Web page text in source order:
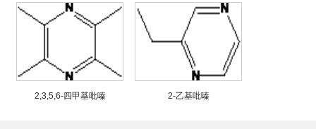
2,3,5,6-四甲基吡嗪 2-乙基吡嗪